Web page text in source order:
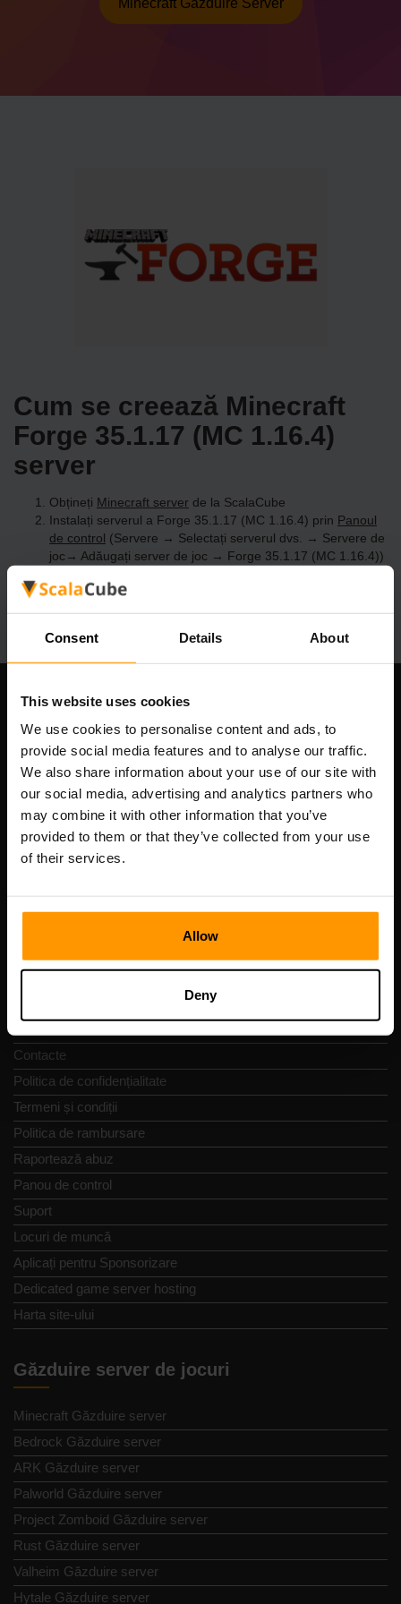
Consent Details About
This website uses cookies
We use cookies to personalise content and ads, to
provide social media features and to analyse our traffic.
We also share information about your use of our site with
our social media, advertising and analytics partners who
may combine it with other information that you’ve
provided to them or that they’ve collected from your use
of their services.
Allow
Deny
Minecraft Găzduire Server
Cum se creează Minecraft
Forge 35.1.17 (MC 1.16.4)
server
Obțineți Minecraft server de la ScalaCube
Instalați serverul a Forge 35.1.17 (MC 1.16.4) prin Panoul
de control (Servere → Selectați serverul dvs. → Servere de
joc→ Adăugați server de joc → Forge 35.1.17 (MC 1.16.4))
Compania noastră
Scalable Hosting Solutions OÜ
Cod de înregistrare: 14652605
cod fiscal: EE102133820
Adresă: Harju maakond, Tallinn, Kesklinna linnaosa,
Contacte
Politica de confidențialitate
Termeni și condiții
Politica de rambursare
Raportează abuz
Panou de control
Suport
Locuri de muncă
Aplicați pentru Sponsorizare
Dedicated game server hosting
Harta site-ului
Găzduire server de jocuri
Minecraft Găzduire server
Bedrock Găzduire server
ARK Găzduire server
Palworld Găzduire server
Project Zomboid Găzduire server
Rust Găzduire server
Valheim Găzduire server
Hytale Găzduire server